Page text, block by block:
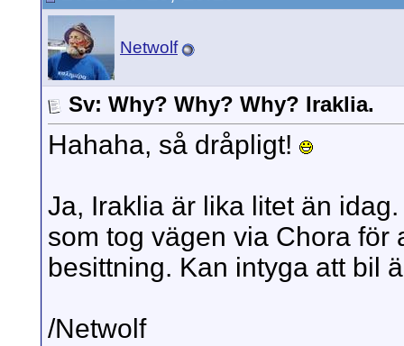
Netwolf
Sv: Why? Why? Why? Iraklia.
Hahaha, så dråpligt!
Ja, Iraklia är lika litet än
som tog vägen via Chora för
besittning. Kan intyga att bil
/Netwolf